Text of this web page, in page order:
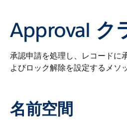
Approval ク
承認申請を処理し、レコードに
よびロック解除を設定するメソ
名前空間